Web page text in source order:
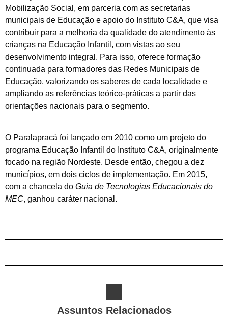
Mobilização Social, em parceria com as secretarias
municipais de Educação e apoio do Instituto C&A, que visa
contribuir para a melhoria da qualidade do atendimento às
crianças na Educação Infantil, com vistas ao seu
desenvolvimento integral. Para isso, oferece formação
continuada para formadores das Redes Municipais de
Educação, valorizando os saberes de cada localidade e
ampliando as referências teórico-práticas a partir das
orientações nacionais para o segmento.
O Paralapracá foi lançado em 2010 como um projeto do
programa Educação Infantil do Instituto C&A, originalmente
focado na região Nordeste. Desde então, chegou a dez
municípios, em dois ciclos de implementação. Em 2015,
com a chancela do Guia de Tecnologias Educacionais do
MEC, ganhou caráter nacional.
Assuntos Relacionados